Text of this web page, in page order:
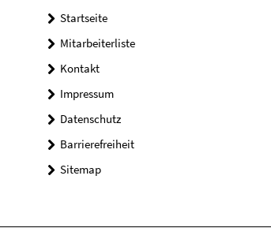
Startseite
Mitarbeiterliste
Kontakt
Impressum
Datenschutz
Barrierefreiheit
Sitemap